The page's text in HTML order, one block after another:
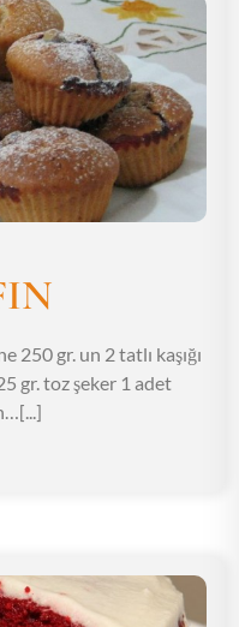
250 gr. un 2 tatlı kaşığı
gr. toz şeker 1 adet